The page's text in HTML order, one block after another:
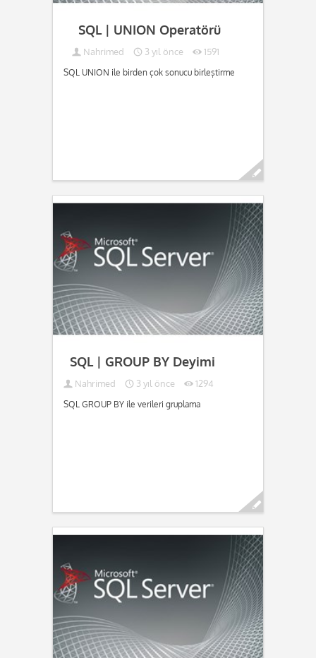
SQL | UNION Operatörü
Nahrimed 3 yıl önce 1591
SQL UNION ile birden çok sonucu birleştirme
SQL | GROUP BY Deyimi
Nahrimed 3 yıl önce 1294
SQL GROUP BY ile verileri gruplama